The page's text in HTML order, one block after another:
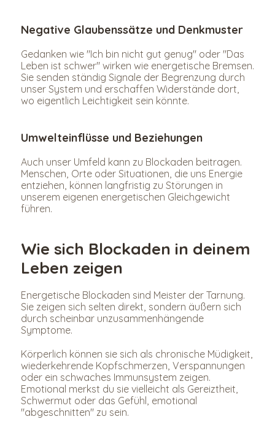
Negative Glaubenssätze und Denkmuster
Gedanken wie "Ich bin nicht gut genug" oder "Das
Leben ist schwer" wirken wie energetische Bremsen.
Sie senden ständig Signale der Begrenzung durch
unser System und erschaffen Widerstände dort,
wo eigentlich Leichtigkeit sein könnte.
Umwelteinflüsse und Beziehungen
Auch unser Umfeld kann zu Blockaden beitragen.
Menschen, Orte oder Situationen, die uns Energie
entziehen, können langfristig zu Störungen in
unserem eigenen energetischen Gleichgewicht
führen.
Wie sich Blockaden in deinem
Leben zeigen
Energetische Blockaden sind Meister der Tarnung.
Sie zeigen sich selten direkt, sondern äußern sich
durch scheinbar unzusammenhängende
Symptome.
Körperlich können sie sich als chronische Müdigkeit,
wiederkehrende Kopfschmerzen, Verspannungen
oder ein schwaches Immunsystem zeigen.
Emotional merkst du sie vielleicht als Gereiztheit,
Schwermut oder das Gefühl, emotional
"abgeschnitten" zu sein.